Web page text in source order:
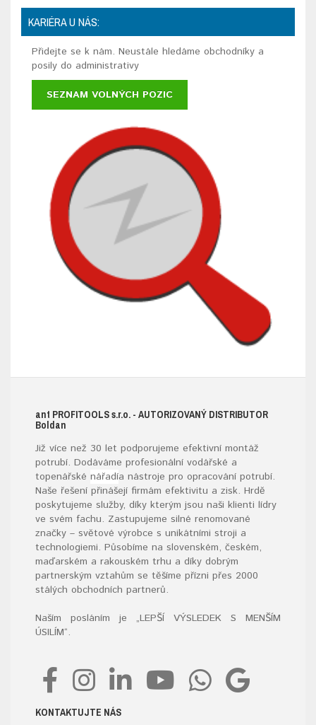
KARIÉRA U NÁS:
Přidejte se k nám. Neustále hledáme obchodníky a
posily do administrativy
SEZNAM VOLNÝCH POZIC
ant PROFITOOLSs.r.o. - AUTORIZOVANÝ DISTRIBUTOR
Boldan
Již více než 30 let podporujeme efektivní montáž
potrubí. Dodáváme profesionální vodářské a
topenářské nářadía nástroje pro opracování potrubí.
Naše řešení přinášejí firmám efektivitu a zisk. Hrdě
poskytujeme služby, díky kterým jsou naši klienti lídry
ve svém fachu. Zastupujeme silné renomované
značky – světové výrobce s unikátními stroji a
technologiemi. Působíme na slovenském, českém,
maďarském a rakouském trhu a díky dobrým
partnerským vztahům se těšíme přízni přes 2000
stálých obchodních partnerů.
Naším posláním je „LEPŠÍ VÝSLEDEK S MENŠÍM
ÚSILÍM“.
KONTAKTUJTE NÁS